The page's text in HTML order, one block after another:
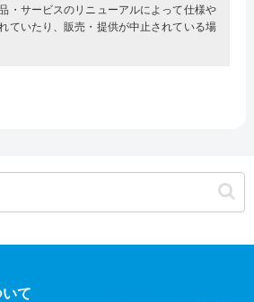
・サービスのリニューアルによって仕様や
ていたり、販売・提供が中止されている場
て